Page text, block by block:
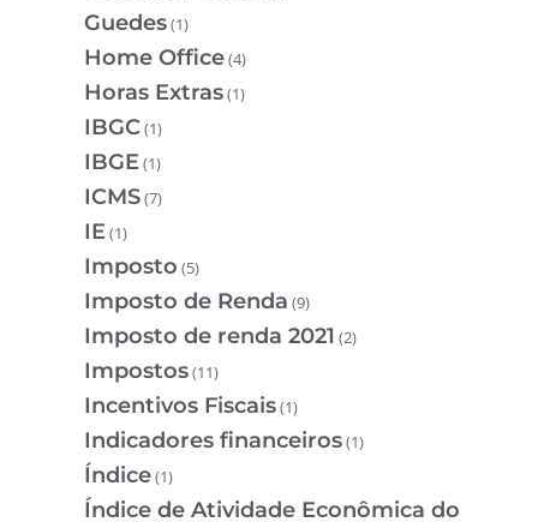
Guedes(1)
Home Office(4)
Horas Extras(1)
IBGC(1)
IBGE(1)
ICMS(7)
IE(1)
Imposto (5)
Imposto de Renda (9)
Imposto de renda 2021 (2)
Impostos(11)
Incentivos Fiscais(1)
Indicadores financeiros(1)
Índice(1)
Índice de Atividade Econômica do